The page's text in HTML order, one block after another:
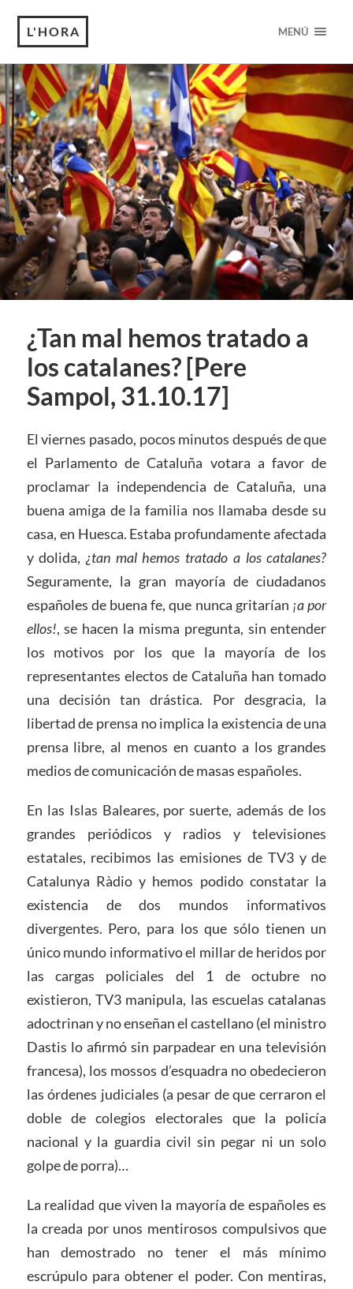
L'HORA MENÚ
¿Tan mal hemos tratado a
los catalanes? [Pere
Sampol, 31.10.17]
El viernes pasado, pocos minutos después de que
el Parlamento de Cataluña votara a favor de
proclamar la independencia de Cataluña, una
buena amiga de la familia nos llamaba desde su
casa, en Huesca. Estaba profundamente afectada
y dolida,¿tan mal hemos tratado a los catalanes?
Seguramente, la gran mayoría de ciudadanos
españoles de buena fe, que nunca gritarían ¡a por
ellos!, se hacen la misma pregunta, sin entender
los motivos por los que la mayoría de los
representantes electos de Cataluña han tomado
una decisión tan drástica. Por desgracia, la
libertad de prensa no implica la existencia de una
prensa libre, al menos en cuanto a los grandes
medios de comunicación de masas españoles.
En las Islas Baleares, por suerte, además de los
grandes periódicos y radios y televisiones
estatales, recibimos las emisiones de TV3 y de
Catalunya Ràdio y hemos podido constatar la
existencia de dos mundos informativos
divergentes. Pero, para los que sólo tienen un
único mundo informativo el millar de heridos por
las cargas policiales del 1 de octubre no
existieron, TV3 manipula, las escuelas catalanas
adoctrinan y no enseñan el castellano (el ministro
Dastis lo afirmó sin parpadear en una televisión
francesa), los mossos d’esquadra no obedecieron
las órdenes judiciales (a pesar de que cerraron el
doble de colegios electorales que la policía
nacional y la guardia civil sin pegar ni un solo
golpe de porra)…
La realidad que viven la mayoría de españoles es
la creada por unos mentirosos compulsivos que
han demostrado no tener el más mínimo
escrúpulo para obtener el poder. Con mentiras,